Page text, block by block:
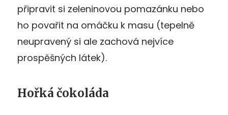
připravit si zeleninovou pomazánku nebo
ho povařit na omáčku k masu (tepelně
neupravený si ale zachová nejvíce
prospěšných látek).
Hořká čokoláda